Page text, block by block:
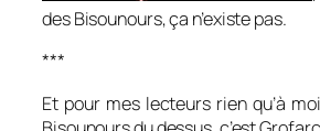
des Bisounours, ça n’existe pas.
***
Et pour mes lecteurs rien qu’à